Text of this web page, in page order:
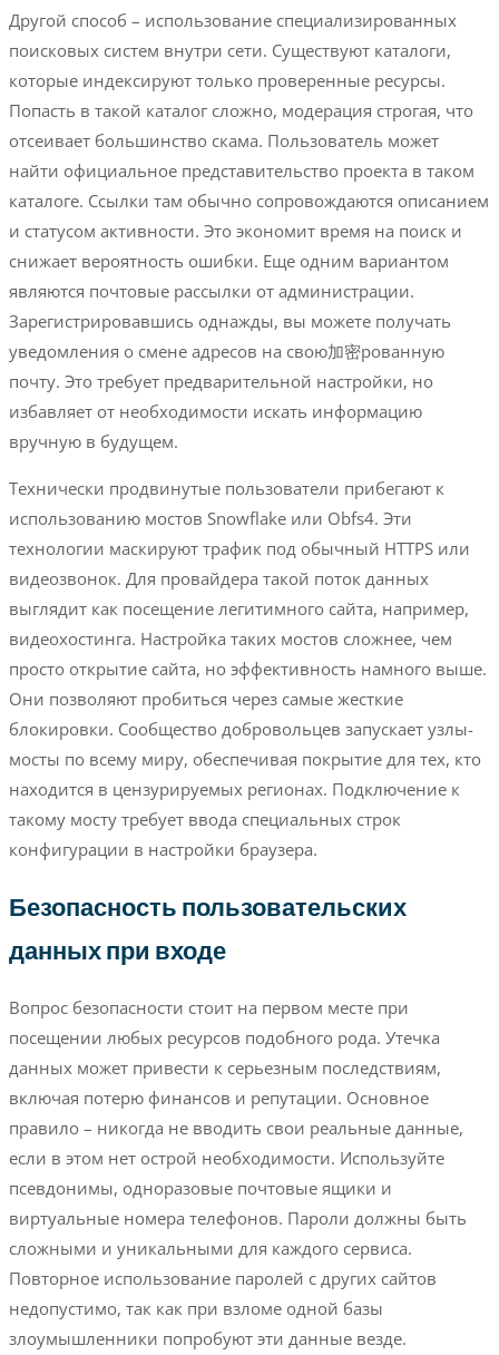
Другой способ – использование специализированных
поисковых систем внутри сети. Существуют каталоги,
которые индексируют только проверенные ресурсы.
Попасть в такой каталог сложно, модерация строгая, что
отсеивает большинство скама. Пользователь может
найти официальное представительство проекта в таком
каталоге. Ссылки там обычно сопровождаются описанием
и статусом активности. Это экономит время на поиск и
снижает вероятность ошибки. Еще одним вариантом
являются почтовые рассылки от администрации.
Зарегистрировавшись однажды, вы можете получать
уведомления о смене адресов на свою加密рованную
почту. Это требует предварительной настройки, но
избавляет от необходимости искать информацию
вручную в будущем.
Технически продвинутые пользователи прибегают к
использованию мостов Snowflake или Obfs4. Эти
технологии маскируют трафик под обычный HTTPS или
видеозвонок. Для провайдера такой поток данных
выглядит как посещение легитимного сайта, например,
видеохостинга. Настройка таких мостов сложнее, чем
просто открытие сайта, но эффективность намного выше.
Они позволяют пробиться через самые жесткие
блокировки. Сообщество добровольцев запускает узлы-
мосты по всему миру, обеспечивая покрытие для тех, кто
находится в цензурируемых регионах. Подключение к
такому мосту требует ввода специальных строк
конфигурации в настройки браузера.
Безопасность пользовательских
данных при входе
Вопрос безопасности стоит на первом месте при
посещении любых ресурсов подобного рода. Утечка
данных может привести к серьезным последствиям,
включая потерю финансов и репутации. Основное
правило – никогда не вводить свои реальные данные,
если в этом нет острой необходимости. Используйте
псевдонимы, одноразовые почтовые ящики и
виртуальные номера телефонов. Пароли должны быть
сложными и уникальными для каждого сервиса.
Повторное использование паролей с других сайтов
недопустимо, так как при взломе одной базы
злоумышленники попробуют эти данные везде.